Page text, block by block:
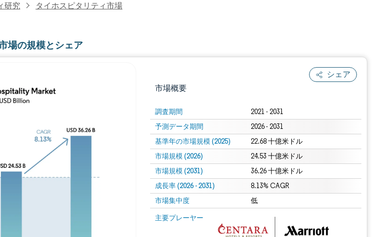
研究 タイホスピタリティ市場
場の規模とシェア
シェア
市場概要
調査期間 2021 - 2031
予測データ期間 2026 - 2031
基準年の市場規模 (2025) 22.68 十億米ドル
市場規模 (2026) 24.53 十億米ドル
市場規模 (2031) 36.26 十億米ドル
成長率 (2026 - 2031) 8.13% CAGR
市場集中度 低
主要プレーヤー
画像 © Mordor Intelligence。再利用にはCC BY 4.0の表示が必要です。
画像 © Mordor Intelligence。再利用にはCC BY 4.0の表示が必要です。